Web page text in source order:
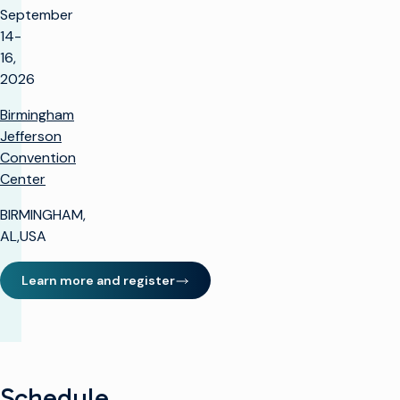
September
14-
16,
2026
Birmingham
Jefferson
Convention
Center
BIRMINGHAM,
AL,USA
Learn more and register
(opens in new window)